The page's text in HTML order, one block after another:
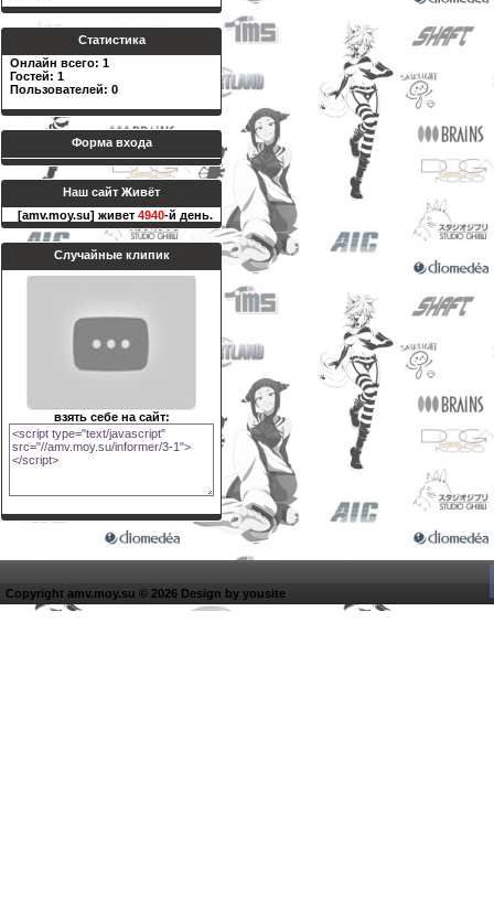
Статистика
Онлайн всего: 1
Гостей: 1
Пользователей: 0
Форма входа
Наш сайт Живёт
[amv.moy.su] живет 4940-й день.
Случайные клипик
взять себе на сайт:
Copyright amv.moy.su © 2026 Design by yousite